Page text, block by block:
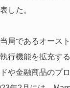
した。
局であるオース
行機能を拡充す
や金融商品のプ